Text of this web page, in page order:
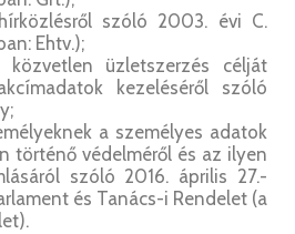
szóló 2003. évi C.
Ehtv.);
üzletszerzés célját
kezeléséről szóló
a személyes adatok
történő védelméről és az ilyen
szóló 2016. április 27.-
és Tanács-i Rendelet (a